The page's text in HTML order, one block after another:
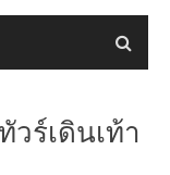
วร์เดินเท้า